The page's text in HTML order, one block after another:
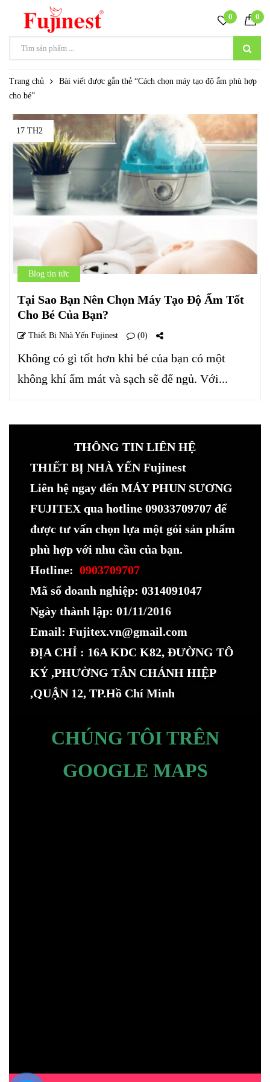
0 0
Trang chủ
Bài viết được gắn thẻ “Cách chọn máy tạo độ ẩm phù hợp
cho bé”
17 TH2
Blog tin tức
Tại Sao Bạn Nên Chọn Máy Tạo Độ Ẩm Tốt
Cho Bé Của Bạn?
Thiết Bị Nhà Yến Fujinest (0)
Không có gì tốt hơn khi bé của bạn có một
không khí ẩm mát và sạch sẽ để ngủ. Với...
THÔNG TIN LIÊN HỆ
THIẾT BỊ NHÀ YẾN Fujinest
Liên hệ ngay đến MÁY PHUN SƯƠNG
FUJITEX qua hotline 09033709707 để
được tư vấn chọn lựa một gói sản phẩm
phù hợp với nhu cầu của bạn.
Hotline: 0903709707
Mã số doanh nghiệp: 0314091047
Ngày thành lập: 01/11/2016
Email: Fujitex.vn@gmail.com
ĐỊA CHỈ : 16A KDC K82, ĐƯỜNG TÔ
KÝ ,PHƯỜNG TÂN CHÁNH HIỆP
,QUẬN 12, TP.Hồ Chí Minh
CHÚNG TÔI TRÊN
GOOGLE MAPS